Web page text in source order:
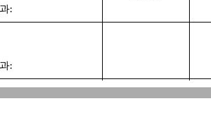
:
: